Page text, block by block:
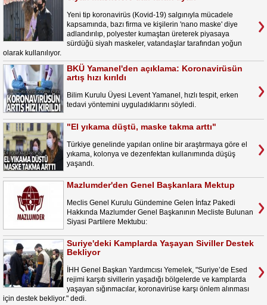
Yeni tip koronavirüs (Kovid-19) salgınıyla mücadele
kapsamında, bazı firma ve kişilerin 'nano maske' diye
adlandırılıp, polyester kumaştan üreterek piyasaya
sürdüğü siyah maskeler, vatandaşlar tarafından yoğun
olarak kullanılıyor.
BKÜ Yamanel'den açıklama: Koronavirüsün
artış hızı kırıldı
Bilim Kurulu Üyesi Levent Yamanel, hızlı tespit, erken
tedavi yöntemini uyguladıklarını söyledi.
"El yıkama düştü, maske takma arttı"
Türkiye genelinde yapılan online bir araştırmaya göre el
yıkama, kolonya ve dezenfektan kullanımında düşüş
yaşandı.
Mazlumder'den Genel Başkanlara Mektup
Meclis Genel Kurulu Gündemine Gelen İnfaz Pakedi
Hakkında Mazlumder Genel Başkanının Mecliste Bulunan
Siyasi Partilere Mektubu:
Suriye'deki Kamplarda Yaşayan Siviller Destek
Bekliyor
İHH Genel Başkan Yardımcısı Yemelek, "Suriye’de Esed
rejimi karşıtı sivillerin yaşadığı bölgelerde ve kamplarda
yaşayan sığınmacılar, koronavirüse karşı önlem alınması
için destek bekliyor." dedi.